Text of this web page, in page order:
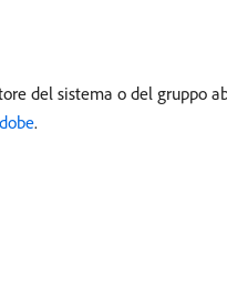
del sistema o del gruppo
.